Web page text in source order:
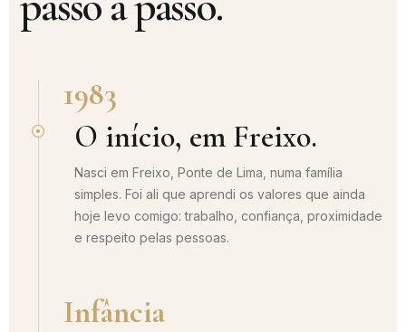
1983
O início, em Freixo.
Nasci em Freixo, Ponte de Lima, numa família
simples. Foi ali que aprendi os valores que ainda
hoje levo comigo: trabalho, confiança, proximidade
e respeito pelas pessoas.
Infância